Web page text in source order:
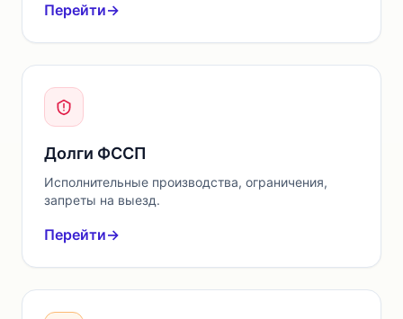
Перейти→
Долги ФССП
Исполнительные производства, ограничения,
запреты на выезд.
Перейти→